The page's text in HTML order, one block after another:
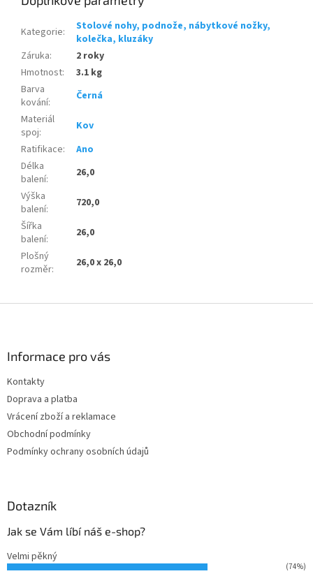
Kategorie:
Stolové nohy, podnože, nábytkové nožky,
kolečka, kluzáky
Záruka:
2 roky
Hmotnost:
3.1 kg
Barva
kování:
Černá
Materiál
spoj:
Kov
Ratifikace:
Ano
Délka
balení:
26,0
Výška
balení:
720,0
Šířka
balení:
26,0
Plošný
rozměr: 26,0 x 26,0
Informace pro vás
Kontakty
Doprava a platba
Vrácení zboží a reklamace
Obchodní podmínky
Podmínky ochrany osobních údajů
Dotazník
Jak se Vám líbí náš e-shop?
Velmi pěkný
(74%)